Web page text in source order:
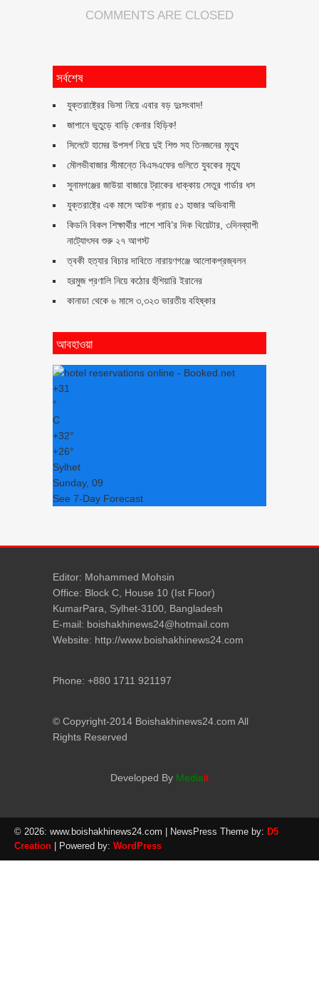
COMMENTS ARE CLOSED
সর্বশেষ
যুক্তরাষ্ট্রের ভিসা নিয়ে এবার বড় দুঃসংবাদ!
জাপানে ভুতুড়ে বাড়ি কেনার হিড়িক!
সিলেটে হামের উপসর্গ নিয়ে দুই শিশু সহ তিনজনের মৃত্যু
মৌলভীবাজার সীমান্তে বিএসএফের গুলিতে যুবকের ‍মৃত্যু
সুনামগঞ্জের জাউয়া বাজারে ট্রাকের ধাক্কায় সেতুর গার্ডার ধস
যুক্তরাষ্ট্রে এক মাসে আটক প্রায় ৫১ হাজার অভিবাসী
কিডনি বিকল শিক্ষার্থীর পাশে শাবি’র দিক থিয়েটার, ৩দিনব্যাপী
নাট্যোৎসব শুরু ২৭ আগস্ট
ত্বকী হত্যার বিচার দাবিতে নারায়ণগঞ্জে আলোকপ্রজ্বলন
হরমুজ প্রণালি নিয়ে কঠোর হুঁশিয়ারি ইরানের
কানাডা থেকে ৬ মাসে ৩,৩২৩ ভারতীয় বহিষ্কার
আবহাওয়া
+31
°
C
+32°
+26°
Sylhet
Sunday, 09
See 7-Day Forecast
Editor: Mohammed Mohsin
Office: Block C, House 10 (Ist Floor)
KumarPara, Sylhet-3100, Bangladesh
E-mail: boishakhinews24@hotmail.com
Website: http://www.boishakhinews24.com
Phone: +880 1711 921197
© Copyright-2014 Boishakhinews24.com All
Rights Reserved
Developed By Mediait
© 2026: www.boishakhinews24.com | NewsPress Theme by: D5
Creation | Powered by: WordPress